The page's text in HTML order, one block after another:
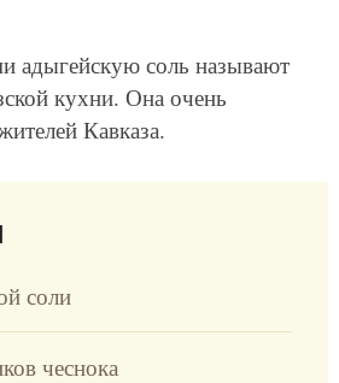
адыгейскую соль называют
кухни. Она очень
Кавказа.
соли
чеснока